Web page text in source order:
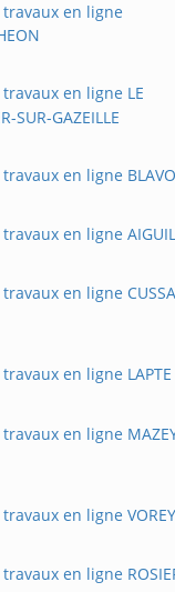
travaux en ligne
en ligne LE
SUR-GAZEILLE
en ligne
en ligne
en ligne
en ligne LAPTE
en ligne
en ligne VOREY
en ligne